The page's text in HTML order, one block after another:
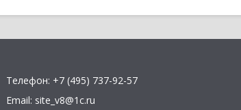
Телефон: +7 (495) 737-92-57
Email: site_v8@1c.ru